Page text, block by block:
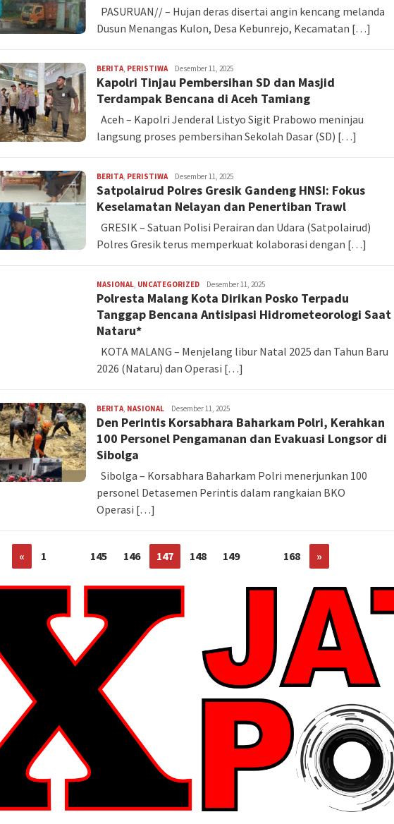
PASURUAN// – Hujan deras disertai angin kencang melanda
Dusun Menangas Kulon, Desa Kebunrejo, Kecamatan […]
BERITA, PERISTIWARedaksi
Desember 11, 2025
Kapolri Tinjau Pembersihan SD dan Masjid
Terdampak Bencana di Aceh Tamiang
Aceh – Kapolri Jenderal Listyo Sigit Prabowo meninjau
langsung proses pembersihan Sekolah Dasar (SD) […]
BERITA, PERISTIWARedaksi
Desember 11, 2025
Satpolairud Polres Gresik Gandeng HNSI: Fokus
Keselamatan Nelayan dan Penertiban Trawl
GRESIK – Satuan Polisi Perairan dan Udara (Satpolairud)
Polres Gresik terus memperkuat kolaborasi dengan […]
NASIONAL, UNCATEGORIZED Redaksi
Desember 11, 2025
Polresta Malang Kota Dirikan Posko Terpadu
Tanggap Bencana Antisipasi Hidrometeorologi Saat
Nataru*
KOTA MALANG – Menjelang libur Natal 2025 dan Tahun Baru
2026 (Nataru) dan Operasi […]
BERITA, NASIONAL Redaksi
Desember 11, 2025
Den Perintis Korsabhara Baharkam Polri, Kerahkan
100 Personel Pengamanan dan Evakuasi Longsor di
Sibolga
Sibolga – Korsabhara Baharkam Polri menerjunkan 100
personel Detasemen Perintis dalam rangkaian BKO
Operasi […]
« 1 145 146 147 148 149 168 »